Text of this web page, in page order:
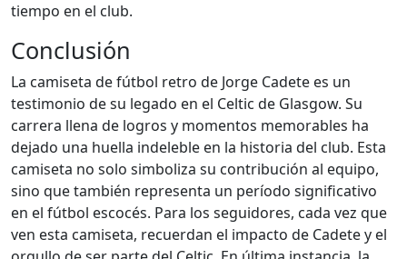
tiempo en el club.
Conclusión
La camiseta de fútbol retro de Jorge Cadete es un
testimonio de su legado en el Celtic de Glasgow. Su
carrera llena de logros y momentos memorables ha
dejado una huella indeleble en la historia del club. Esta
camiseta no solo simboliza su contribución al equipo,
sino que también representa un período significativo
en el fútbol escocés. Para los seguidores, cada vez que
ven esta camiseta, recuerdan el impacto de Cadete y el